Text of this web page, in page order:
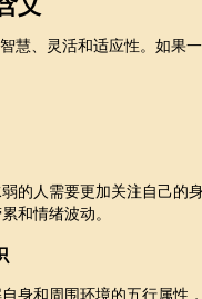
慧、灵活和适应性。如果
的人需要更加关注自己的
和情绪波动。
身和周围环境的五行属性